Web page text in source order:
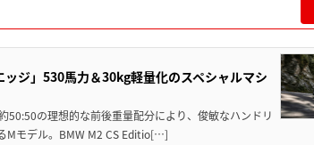
ジ」530馬力＆30kg軽量化のスペシャルマシ
50:50の理想的な前後重量配分により、俊敏なハンドリ
Mモデル。BMW M2 CS Editio[…]